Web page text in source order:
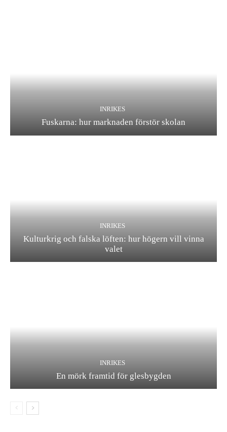
INRIKES
Fuskarna: hur marknaden förstör skolan
INRIKES
Kulturkrig och falska löften: hur högern vill vinna
valet
INRIKES
En mörk framtid för glesbygden